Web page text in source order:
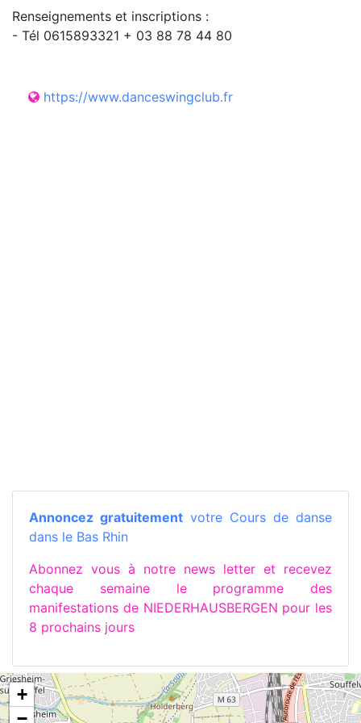
Renseignements et inscriptions :
- Tél 0615893321 + 03 88 78 44 80
https://www.danceswingclub.fr
Annoncez gratuitement votre Cours de danse
dans le Bas Rhin
Abonnez vous à notre news letter et recevez
chaque semaine le programme des
manifestations de NIEDERHAUSBERGEN pour les
8 prochains jours
+
−